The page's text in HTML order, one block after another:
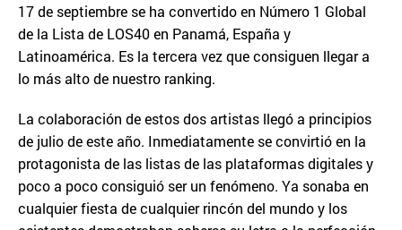
17 de septiembre se ha convertido en Número 1 Global
de la Lista de LOS40 en Panamá, España y
Latinoamérica. Es la tercera vez que consiguen llegar a
lo más alto de nuestro ranking.
La colaboración de estos dos artistas llegó a principios
de julio de este año. Inmediatamente se convirtió en la
protagonista de las listas de las plataformas digitales y
poco a poco consiguió ser un fenómeno. Ya sonaba en
cualquier fiesta de cualquier rincón del mundo y los